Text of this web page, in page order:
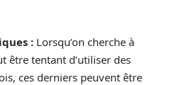
: Lorsqu’on cherche à
être tentant d’utiliser des
ces derniers peuvent être